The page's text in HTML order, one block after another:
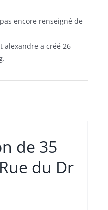
encore renseigné de
alexandre a créé 26
de 35
du Dr